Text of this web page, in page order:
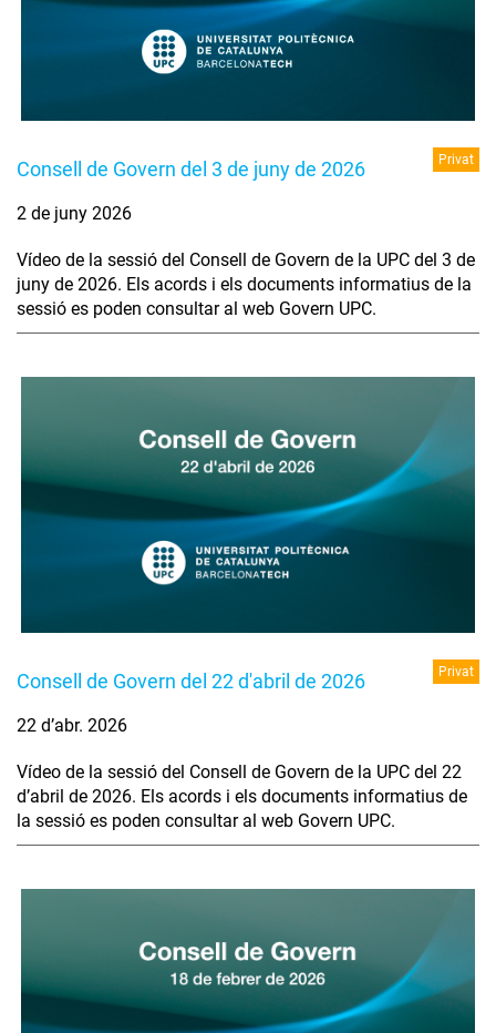
Consell de Govern del 3 de juny de 2026 Privat
2 de juny 2026
Vídeo de la sessió del Consell de Govern de la UPC del 3 de
juny de 2026. Els acords i els documents informatius de la
sessió es poden consultar al web Govern UPC.
Consell de Govern del 22 d'abril de 2026 Privat
22 d’abr. 2026
Vídeo de la sessió del Consell de Govern de la UPC del 22
d’abril de 2026. Els acords i els documents informatius de
la sessió es poden consultar al web Govern UPC.